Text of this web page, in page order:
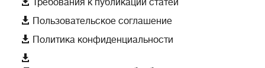
Требования к публикации статей
 Пользовательское соглашение
 Политика конфиденциальности
